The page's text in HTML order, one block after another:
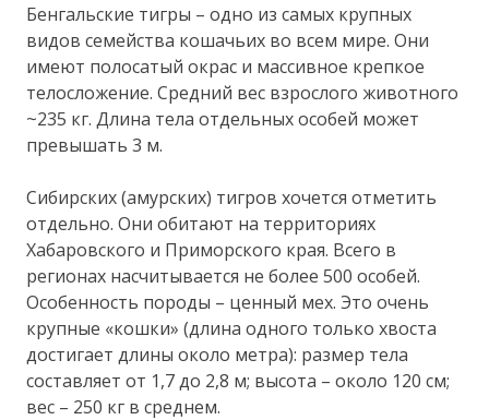
Бенгальские тигры – одно из самых крупных
видов семейства кошачьих во всем мире. Они
имеют полосатый окрас и массивное крепкое
телосложение. Средний вес взрослого животного
~235 кг. Длина тела отдельных особей может
превышать 3 м.
Сибирских (амурских) тигров хочется отметить
отдельно. Они обитают на территориях
Хабаровского и Приморского края. Всего в
регионах насчитывается не более 500 особей.
Особенность породы – ценный мех. Это очень
крупные «кошки» (длина одного только хвоста
достигает длины около метра): размер тела
составляет от 1,7 до 2,8 м; высота – около 120 см;
вес – 250 кг в среднем.